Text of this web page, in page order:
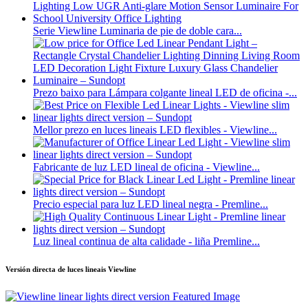
Serie Viewline Luminaria de pie de doble cara...
Prezo baixo para Lámpara colgante lineal LED de oficina -...
Mellor prezo en luces lineais LED flexibles - Viewline...
Fabricante de luz LED lineal de oficina - Viewline...
Precio especial para luz LED lineal negra - Premline...
Luz lineal continua de alta calidade - liña Premline...
Versión directa de luces lineais Viewline